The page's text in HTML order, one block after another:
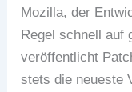
Mozilla, der
Regel schnell auf
veröffentlicht
stets die neueste